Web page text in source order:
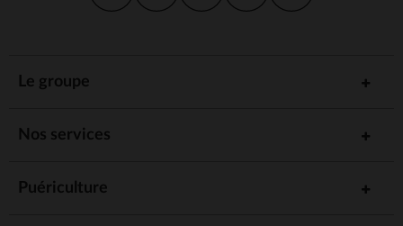
Le groupe
Nos services
Puériculture